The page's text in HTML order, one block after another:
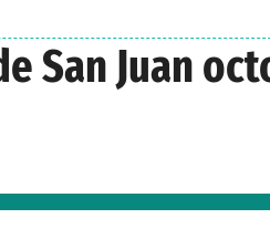
San Juan